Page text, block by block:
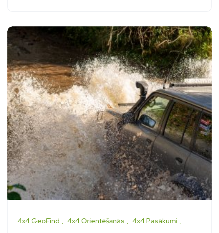
4x4 GeoFind 4x4 Orientēšanās
4x4 Pasākumi